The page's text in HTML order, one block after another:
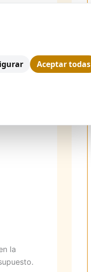
de un
la
Aceptar todas